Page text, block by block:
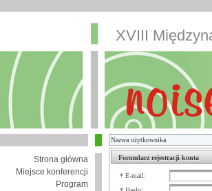
XVIII
Strona główna
Miejsce konferencji
Program
Formularz rejestracji konta
* E-mail: